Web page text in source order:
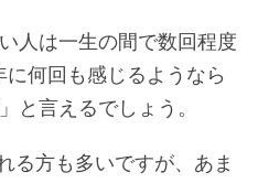
人は一生の間で数回程度
何回も感じるようなら
と言えるでしょう。
る方も多いですが、あま